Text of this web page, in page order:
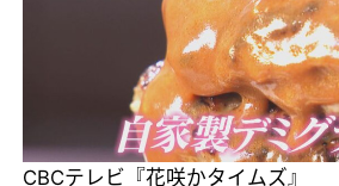
CBCテレビ『花咲かタイムズ』